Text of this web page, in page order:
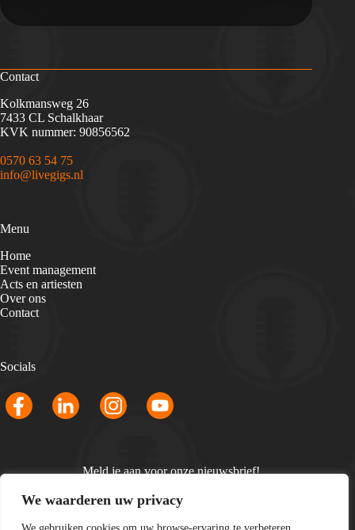
We waarderen uw privacy
Contact
Kolkmansweg 26
7433 CL Schalkhaar
KVK nummer: 90856562
0570 63 54 75
info@livegigs.nl
Menu
Home
Event management
Acts en artiesten
Over ons
Contact
Socials
Meld je aan voor onze nieuwsbrief!
Email *